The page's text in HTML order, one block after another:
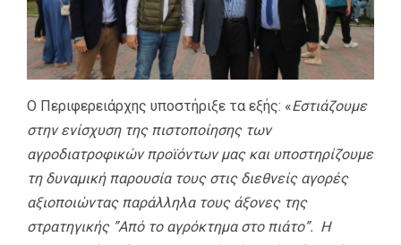
Ο Περιφερειάρχης υποστήριξε τα εξής: «Εστιάζουμε
στην ενίσχυση της πιστοποίησης των
αγροδιατροφικών προϊόντων μας και υποστηρίζουμε
τη δυναμική παρουσία τους στις διεθνείς αγορές
αξιοποιώντας παράλληλα τους άξονες της
στρατηγικής ”Από το αγρόκτημα στο πιάτο”. Η